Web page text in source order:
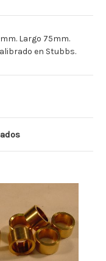
Largo 75mm.
en Stubbs.